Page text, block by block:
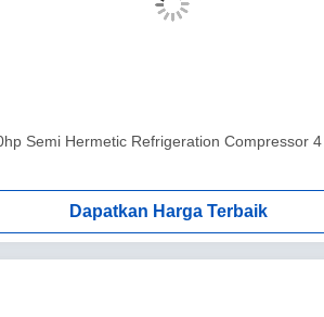
D4DF-100X 10hp Semi Hermetic Refrigeration
Dapatkan Harga Terbaik